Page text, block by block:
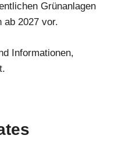
Grünanlagen
ab 2027 vor.
Informationen,